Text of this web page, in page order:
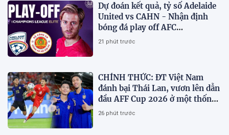
Dự đoán kết quả, tỷ số Adelaide
United vs CAHN - Nhận định
bóng đá play off AFC
Champions League
21 phút trước
CHÍNH THỨC: ĐT Việt Nam
đánh bại Thái Lan, vươn lên dẫn
đầu AFF Cup 2026 ở một thống
kê
26 phút trước